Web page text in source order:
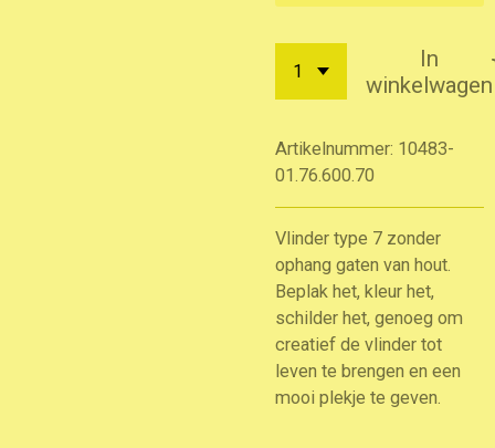
In
winkelwagen
Artikelnummer: 10483-
01.76.600.70
Vlinder type 7 zonder
ophang gaten van hout.
Beplak het, kleur het,
schilder het, genoeg om
creatief de vlinder tot
leven te brengen en een
mooi plekje te geven.